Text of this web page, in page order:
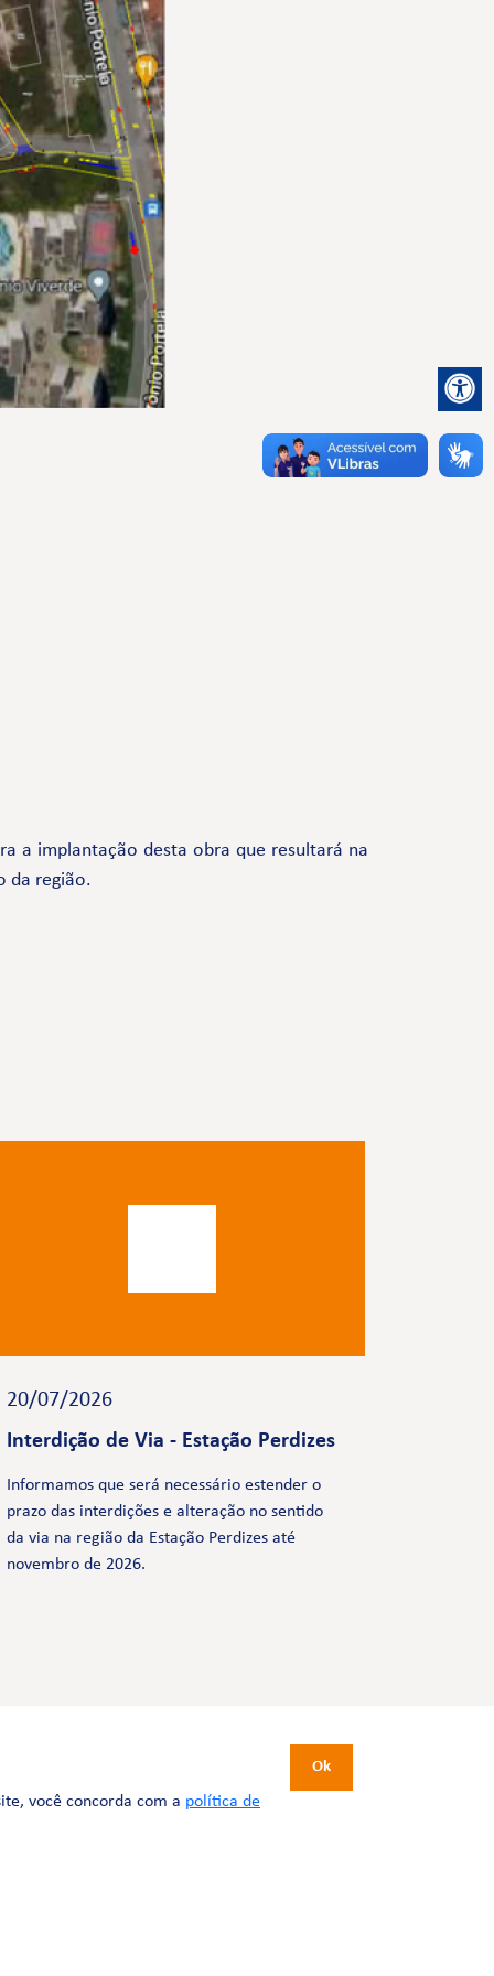
a implantação desta obra que resultará na
da região.
20/07/2026
Interdição de Via - Estação Perdizes
Informamos que será necessário estender o
prazo das interdições e alteração no sentido
da via na região da Estação Perdizes até
novembro de 2026.
você concorda com a política de
Ok